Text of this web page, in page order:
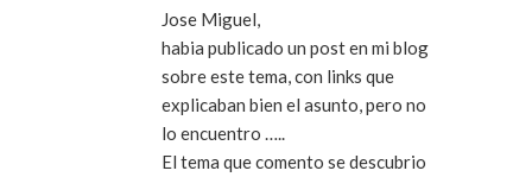
Jose Miguel,
habia publicado un post en mi blog
sobre este tema, con links que
explicaban bien el asunto, pero no
lo encuentro …..
El tema que comento se descubrio